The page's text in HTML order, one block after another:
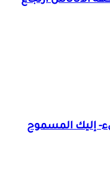
إليك المسموح